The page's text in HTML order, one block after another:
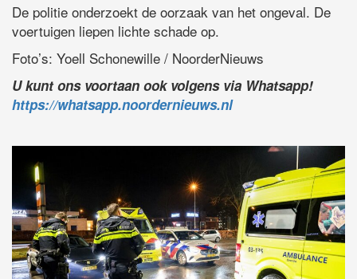
De politie onderzoekt de oorzaak van het ongeval. De
voertuigen liepen lichte schade op.
Foto’s: Yoell Schonewille / NoorderNieuws
U kunt ons voortaan ook volgens via Whatsapp!
https://whatsapp.noordernieuws.nl